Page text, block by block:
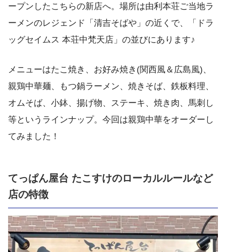
ープンしたこちらの新店へ。場所は由利本荘ご当地ラ
ーメンのレジェンド「清吉そばや」の近くで、「ドラ
ッグセイムス 本荘中梵天店」の並びにあります♪
メニューはたこ焼き、お好み焼き(関西風＆広島風)、
親鶏中華麺、もつ鍋ラーメン、焼きそば、鉄板料理、
オムそば、小鉢、揚げ物、ステーキ、焼き肉、馬刺し
等というラインナップ。今回は親鶏中華をオーダーし
てみました！
てっぱん屋台 たこすけのローカルルールなど
店の特徴